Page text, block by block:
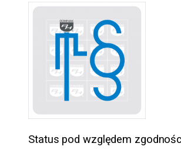
Status pod względem